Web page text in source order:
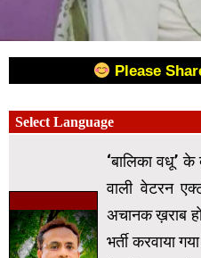
Please
‘बालिका वधू’
वाली वेटरन
अचानक ख़राब
भर्ती करवाया